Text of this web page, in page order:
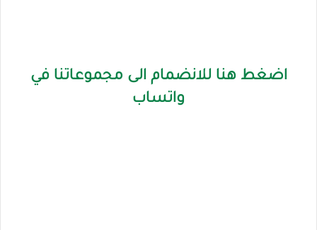
اضغط هنا للانضمام الى مجموعاتنا في
واتساب